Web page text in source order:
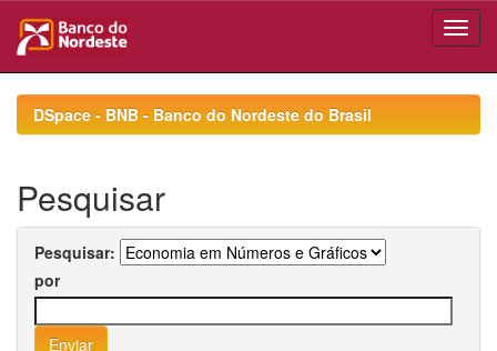
navigationDSpace - BNB - Banco do Nordeste do Brasil
Pesquisar
Pesquisar:
por